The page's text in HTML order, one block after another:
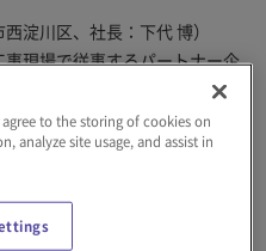
淀川区、社長：下代 博）
現場で従事するパートナー企
るグループ会社社員１名が、
していることを確認いたしま
査を受検したパートナー企業
イルスの「陽性」と判明しま
to the storing of cookies on
analyze site usage, and assist in